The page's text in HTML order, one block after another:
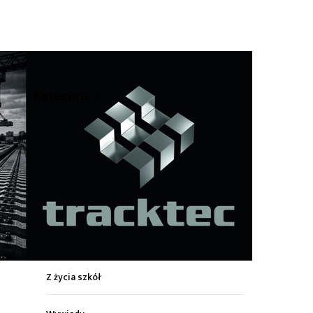
Z życia miasta
Kultura
Z życia szkół